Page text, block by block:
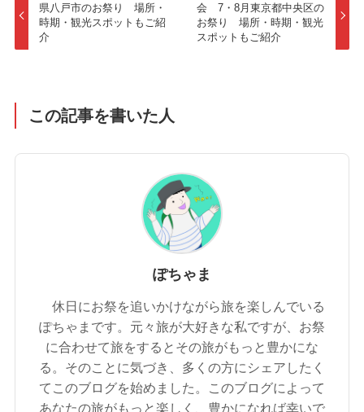
県八戸市のお祭り 場所・
時期・観光スポットもご紹
介
会 7・8月東京都中央区の
お祭り 場所・時期・観光
スポットもご紹介
この記事を書いた人
ぽちゃま
休日にお祭を追いかけながら旅を楽しんでいる
ぽちゃまです。元々旅が大好きな私ですが、お祭
に合わせて旅をするとその旅がもっと豊かにな
る。そのことに気づき、多くの方にシェアしたく
てこのブログを始めました。このブログによって
あなたの旅がもっと楽しく、豊かになれば幸いで